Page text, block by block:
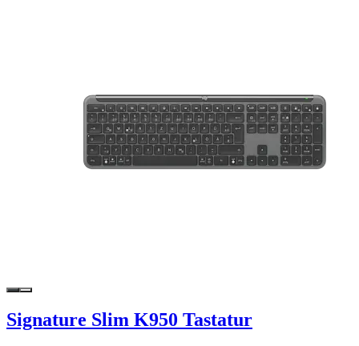
Signature Slim K950 Tastatur